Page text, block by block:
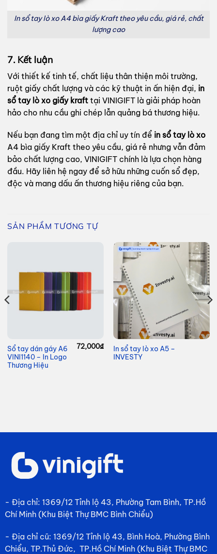
In sổ tay lò xo A4 bìa giấy Kraft theo yêu cầu, giá rẻ, chất
lượng cao
7. Kết luận
Với thiết kế tinh tế, chất liệu thân thiện môi trường,
ruột giấy chất lượng và các kỹ thuật in ấn hiện đại, in
sổ tay lò xo giấy kraft tại VINIGIFT là giải pháp hoàn
hảo cho nhu cầu ghi chép lẫn quảng bá thương hiệu.
Nếu bạn đang tìm một địa chỉ uy tín để in sổ tay lò xo
A4 bìa giấy Kraft theo yêu cầu, giá rẻ nhưng vẫn đảm
bảo chất lượng cao, VINIGIFT chính là lựa chọn hàng
đầu. Hãy liên hệ ngay để sở hữu những cuốn sổ đẹp,
độc và mang dấu ấn thương hiệu riêng của bạn.
SẢN PHẨM TƯƠNG TỰ
Sổ tay dán gáy A6
VINI1140 – In Logo
Thương Hiệu
72,000₫
In sổ tay lò xo A5 –
INVESTY
- Địa chỉ: 1369/12 Tỉnh lộ 43, Phường Tam Bình, TP.Hồ
Chí Minh (Khu Biệt Thự BMC Bình Chiểu)
- Địa chỉ cũ: 1369/12 Tỉnh lộ 43, Bình Hoà, Phường Bình
Chiểu, TP.Thủ Đức, TP.Hồ Chí Minh (Khu Biệt Thự BMC